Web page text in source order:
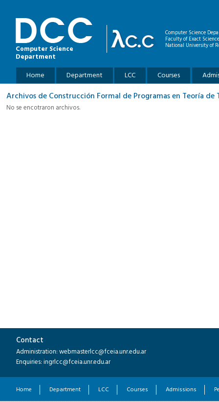
Computer Science
Department
Computer Science
Faculty of Exact
National University of
Main menu
Home Department LCC Courses
Archivos de Construcción Formal de Programas en Teoría de
No se encotraron archivos.
Contact
Administration: webmasterlcc@fceia.unr.edu.ar
Enquiries: ingrlcc@fceia.unr.edu.ar
Home Department LCC Courses Admissions